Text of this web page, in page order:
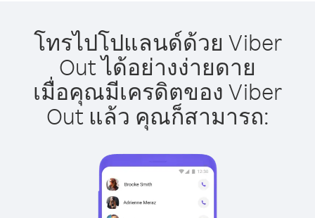
โทรไปโปแลนด์ด้วย Viber
Out ได้อย่างง่ายดาย
เมื่อคุณมีเครดิตของ Viber
Out แล้ว คุณก็สามารถ: